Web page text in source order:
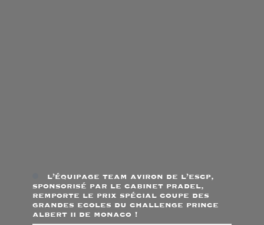
l’équipage team aviron de l’escp,
sponsorisé par le cabinet pradel,
remporte le prix spécial coupe des
grandes ecoles du challenge prince
albert ii de monaco !